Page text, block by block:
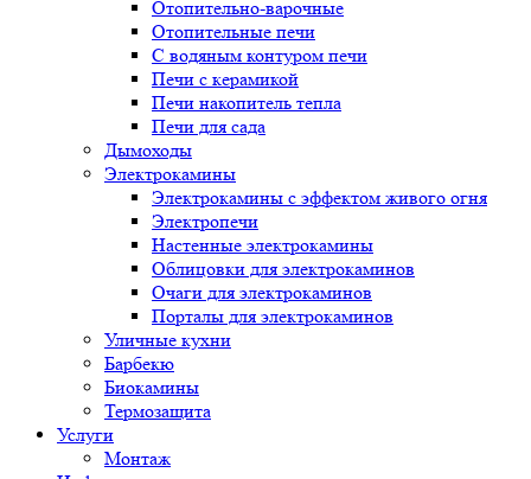
Отопительно-варочные
Отопительные печи
С водяным контуром печи
Печи с керамикой
Печи накопитель тепла
Печи для сада
Дымоходы
Электрокамины
Электрокамины с эффектом живого огня
Электропечи
Настенные электрокамины
Облицовки для электрокаминов
Очаги для электрокаминов
Порталы для электрокаминов
Уличные кухни
Барбекю
Биокамины
Термозащита
Услуги
Монтаж